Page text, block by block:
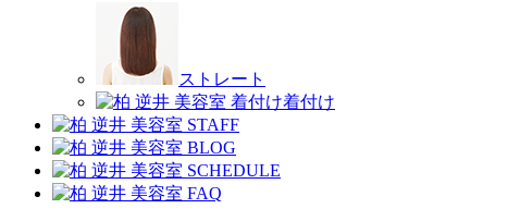
ストレート
着付け